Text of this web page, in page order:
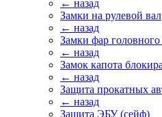
← назад
Замки на рулевой вал
← назад
Замки фар головного
← назад
Замок капота
← назад
Защита прокатных
← назад
Защита ЭБУ (сейф)